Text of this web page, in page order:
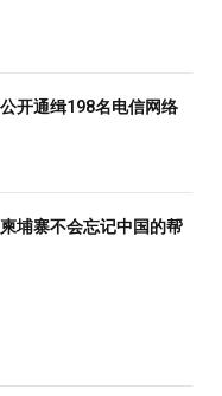
开通缉198名电信网络
埔寨不会忘记中国的帮